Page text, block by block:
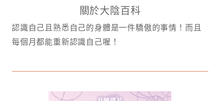
關於大陰百科
認識自己且熟悉自己的身體是一件驕傲的事情！而且
每個月都能重新認識自己喔！